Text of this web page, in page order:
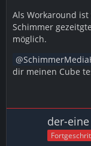
Als Workaround
Schimmer
möglich.
dir meinen Cube
der-eine